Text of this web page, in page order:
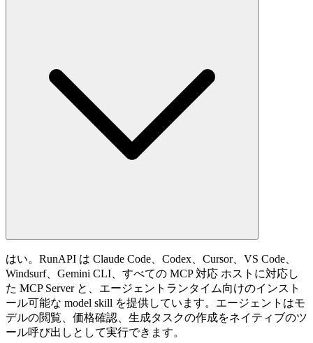
はい。RunAPI は Claude Code、Codex、Cursor、VS Code、
Windsurf、Gemini CLI、すべての MCP 対応 ホストに対応し
た MCP Server と、エージェントランタイム向けのインスト
ール可能な model skill を提供しています。エージェントはモ
デルの閲覧、価格確認、生成タスクの作成をネイティブのツ
ール呼び出しとして実行できます。